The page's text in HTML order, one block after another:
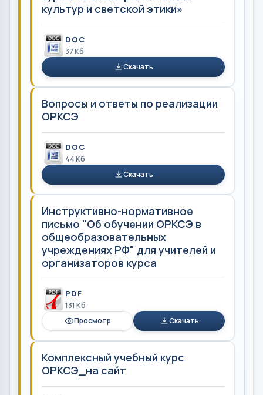
культур и светской этики»
DOC
37 Кб
Скачать
Вопросы и ответы по реализации
ОРКСЭ
DOC
44 Кб
Скачать
Инструктивно-нормативное
письмо "Об обучении ОРКСЭ в
общеобразовательных
учреждениях РФ" для учителей и
организаторов курса
PDF
131 Кб
Просмотр
Скачать
Комплексный учебный курс
ОРКСЭ_на сайт